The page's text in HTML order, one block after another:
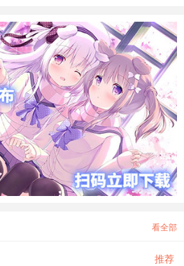
版本（櫻木花道）及亞洲電視配音
）的黃志成在本作為安西光義配
訪談
FINAL
看全部
推荐